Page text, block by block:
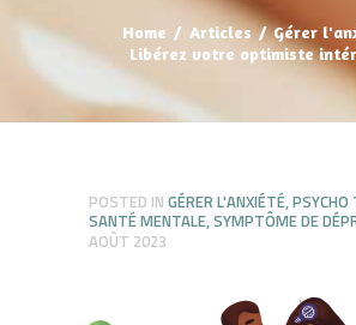
Home Articles
Gérer
Libérez votre optimiste
POSTED IN GÉRER L'ANXIÉTÉ,
SANTÉ MENTALE,SYMPTÔME DE
AOÛT 2023